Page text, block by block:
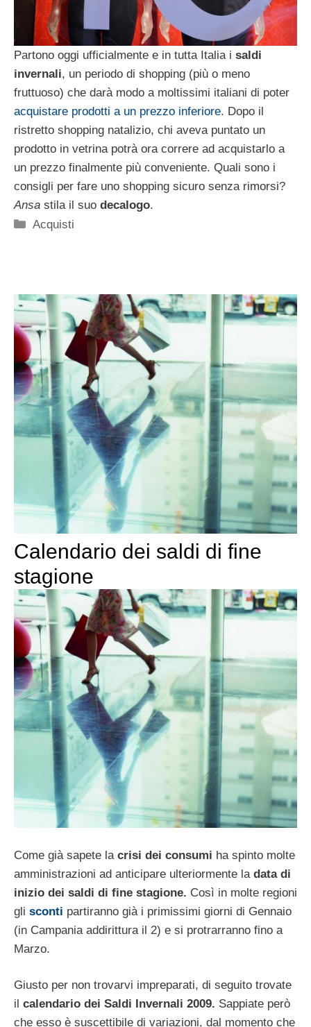
Partono oggi ufficialmente e in tutta Italia i saldi
invernali, un periodo di shopping (più o meno
fruttuoso) che darà modo a moltissimi italiani di poter
acquistare prodotti a un prezzo inferiore. Dopo il
ristretto shopping natalizio, chi aveva puntato un
prodotto in vetrina potrà ora correre ad acquistarlo a
un prezzo finalmente più conveniente. Quali sono i
consigli per fare uno shopping sicuro senza rimorsi?
Ansa stila il suo decalogo.
Categorie
Acquisti
Calendario dei saldi di fine
stagione
Come già sapete la crisi dei consumi ha spinto molte
amministrazioni ad anticipare ulteriormente la data di
inizio dei saldi di fine stagione. Così in molte regioni
gli sconti partiranno già i primissimi giorni di Gennaio
(in Campania addirittura il 2) e si protrarranno fino a
Marzo.
Giusto per non trovarvi impreparati, di seguito trovate
il calendario dei Saldi Invernali 2009. Sappiate però
che esso è suscettibile di variazioni, dal momento che